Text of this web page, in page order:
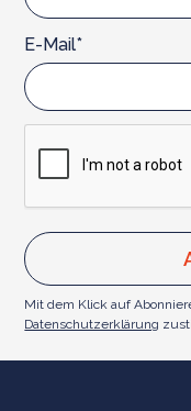
E-Mail*
Mit dem Klick auf
Datenschutzerklärung